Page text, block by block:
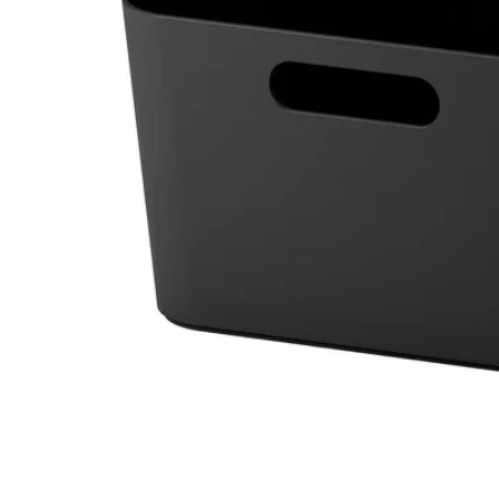
Image zoomed out, normal view